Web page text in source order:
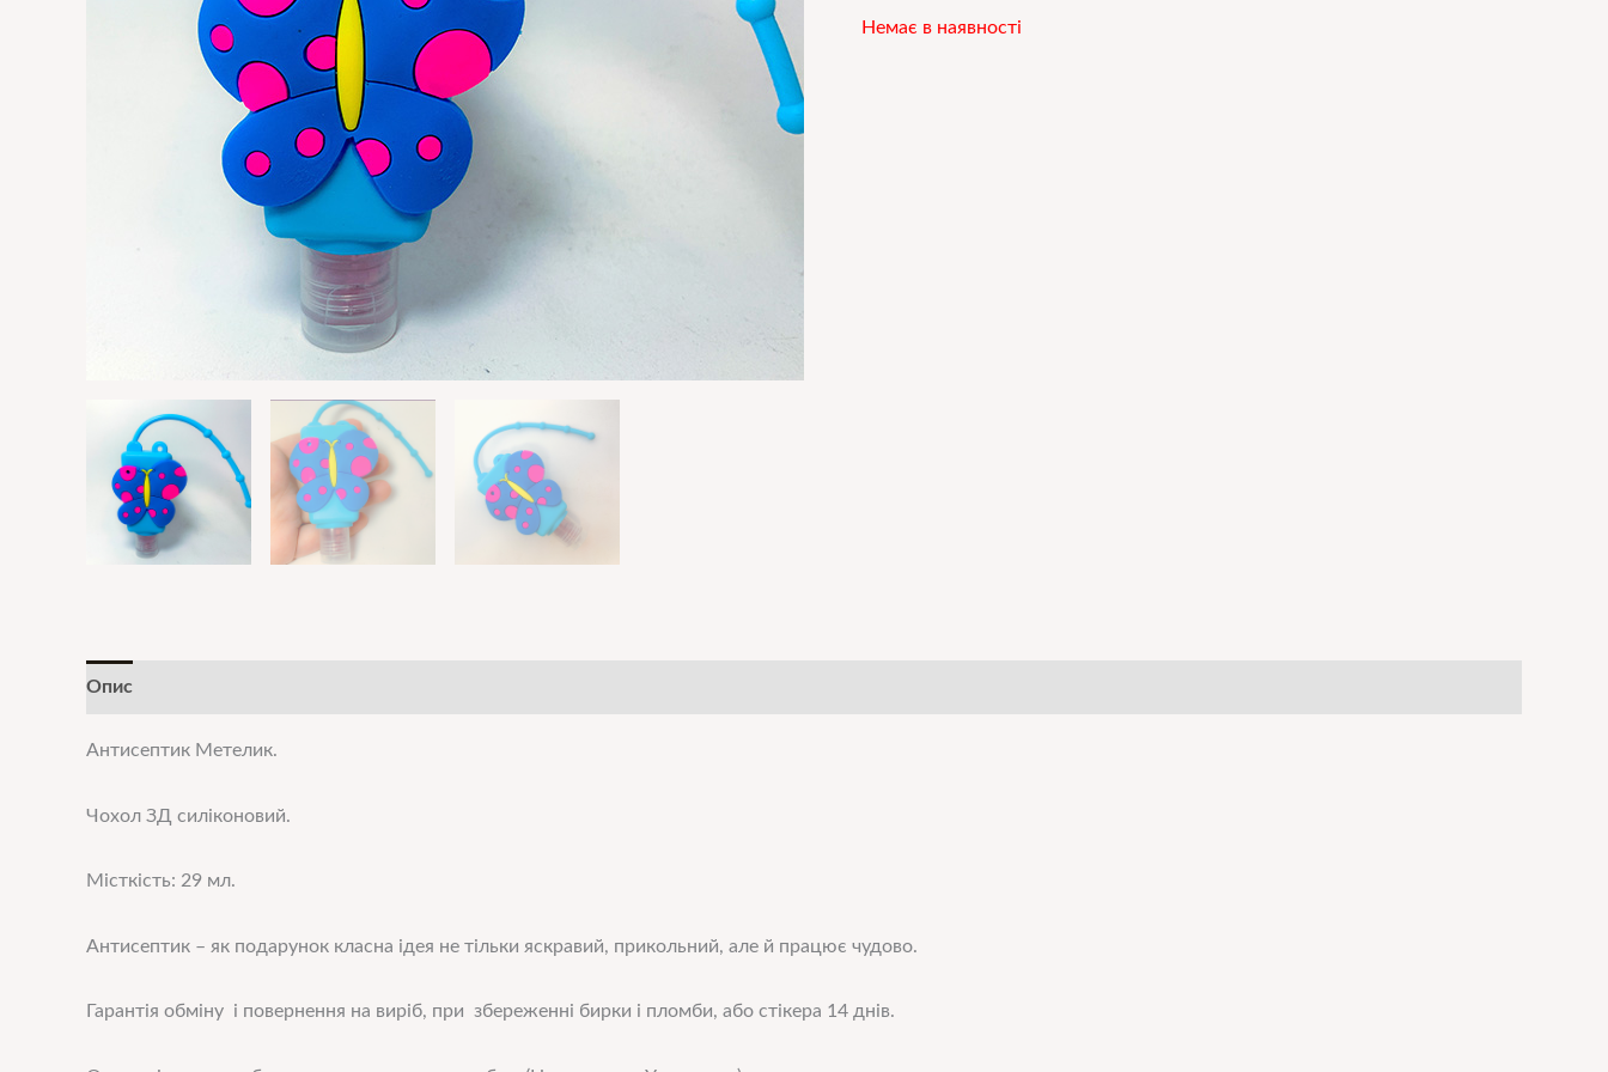
Немає в наявності
Опис
Антисептик Метелик.
Чохол ЗД силіконовий.
Місткість: 29 мл.
Антисептик – як подарунок класна ідея не тільки яскравий, прикольний, але й працює чудово.
Гарантія обміну і повернення на виріб, при збереженні бирки і пломби, або стікера 14 днів.